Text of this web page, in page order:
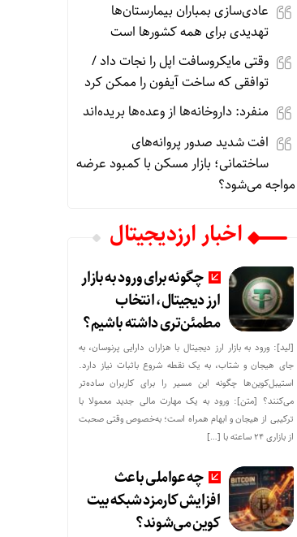
عادی‌سازی بمباران بیمارستان‌ها
تهدیدی برای همه کشورها است
وقتی مایکروسافت اپل را نجات داد /
توافقی که ساخت آیفون را ممکن کرد
منفرد: داروخانه‌ها از وعده‌ها بریده‌اند
افت شدید صدور پروانه‌های
ساختمانی؛ بازار مسکن با کمبود عرضه
مواجه می‌شود؟
اخبار ارزدیجیتال
چگونه برای ورود به بازار
ارز دیجیتال، انتخاب
مطمئن‌تری داشته باشیم؟
[لید]: ورود به بازار ارز دیجیتال با هزاران دارایی پرنوسان، به
جای هیجان و شتاب، به یک نقطه شروع باثبات نیاز دارد.
استیبل‌کوین‌ها چگونه این مسیر را برای کاربران ساده‌تر
می‌کنند؟ [متن]: ورود به یک مهارت مالی جدید معمولا با
ترکیبی از هیجان و ابهام همراه است؛ به‌خصوص وقتی صحبت
از بازاری ۲۴ ساعته با […]
چه عواملی باعث
افزایش کارمزد شبکه بیت
کوین می‌شوند؟